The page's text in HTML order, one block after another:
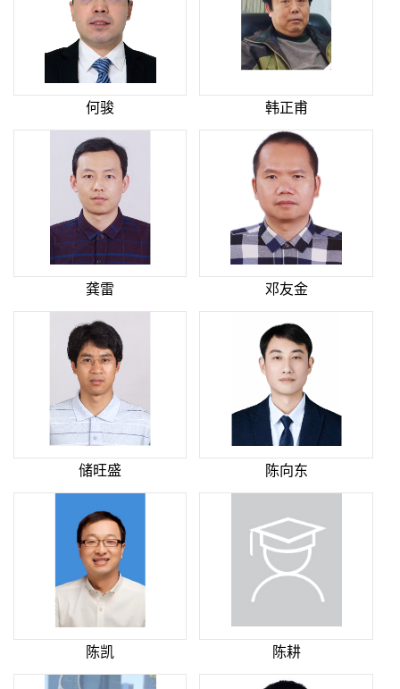
何骏 韩正甫
龚雷 邓友金
储旺盛 陈向东
陈凯 陈耕